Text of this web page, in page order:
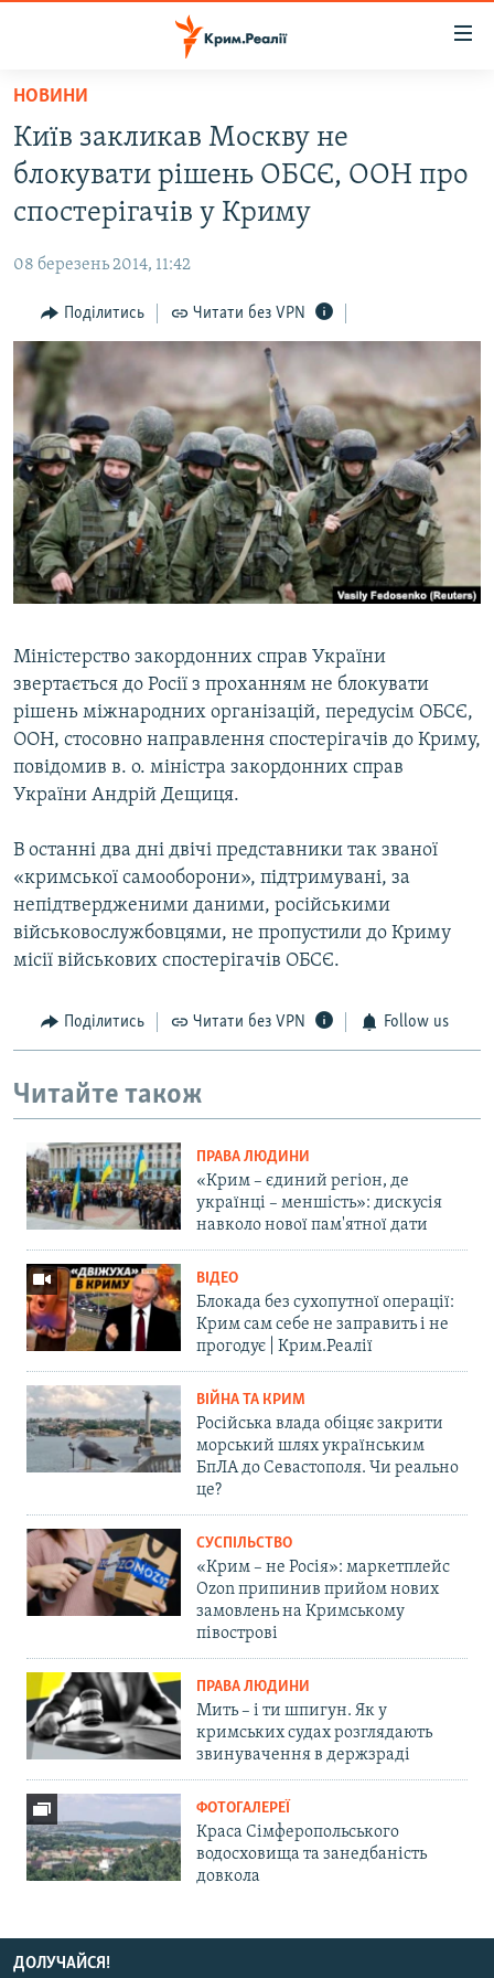
Перейти
основного
матеріалу
Перейти
до
основної
навігації
Перейти
до
пошуку
ВОДА.КРИМ
ВІДЕО ТА ФОТО
БЛОГИ
ПОГЛЯД
ІНТЕРВ'Ю
ВСЕ ЗА ДЕНЬ
СПЕЦПРОЕКТИ
ДЕПОРТАЦІЯ
ВІДЕОУРОКИ «ELIFBE»
СВІДЧЕННЯ ОКУПАЦІЇ
УКРАЇНСЬКА ПРОБЛЕМА КРИМУ
ЯК ОБІЙТИ БЛОКУВАННЯ
Русский
Qırımtatar
Усі сайти RFE/RL
НОВИНИ
Київ закликав Москву не
блокувати рішень ОБСЄ, ООН про
спостерігачів у Криму
08 березень 2014, 11:42
Поділитись Читати без VPN
Міністерство закордонних справ України
звертається до Росії з проханням не блокувати
рішень міжнародних організацій, передусім ОБСЄ,
ООН, стосовно направлення спостерігачів до Криму,
повідомив в. о. міністра закордонних справ
України Андрій Дещиця.
В останні два дні двічі представники так званої
«кримської самооборони», підтримувані, за
непідтвердженими даними, російськими
військовослужбовцями, не пропустили до Криму
місії військових спостерігачів ОБСЄ.
Поділитись Читати без VPN Follow us
Читайте також
ПРАВА ЛЮДИНИ
«Крим – єдиний регіон, де
українці – меншість»: дискусія
навколо нової пам'ятної дати
ВІДЕО
Блокада без сухопутної операції:
Крим сам себе не заправить і не
прогодує | Крим.Реалії
ВІЙНА ТА КРИМ
Російська влада обіцяє закрити
морський шлях українським
БпЛА до Севастополя. Чи реально
це?
СУСПІЛЬСТВО
«Крим – не Росія»: маркетплейс
Ozon припинив прийом нових
замовлень на Кримському
півострові
ПРАВА ЛЮДИНИ
Мить – і ти шпигун. Як у
кримських судах розглядають
звинувачення в держзраді
ФОТОГАЛЕРЕЇ
Краса Сімферопольського
водосховища та занедбаність
довкола
ДОЛУЧАЙСЯ!